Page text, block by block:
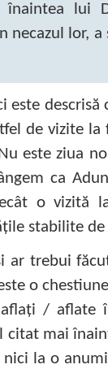
lui
necazul lor,
este descrisă
de vizite
este ziua
ca
o vizită
stabilite de
ar trebui
o
/ aflate
citat mai
la o